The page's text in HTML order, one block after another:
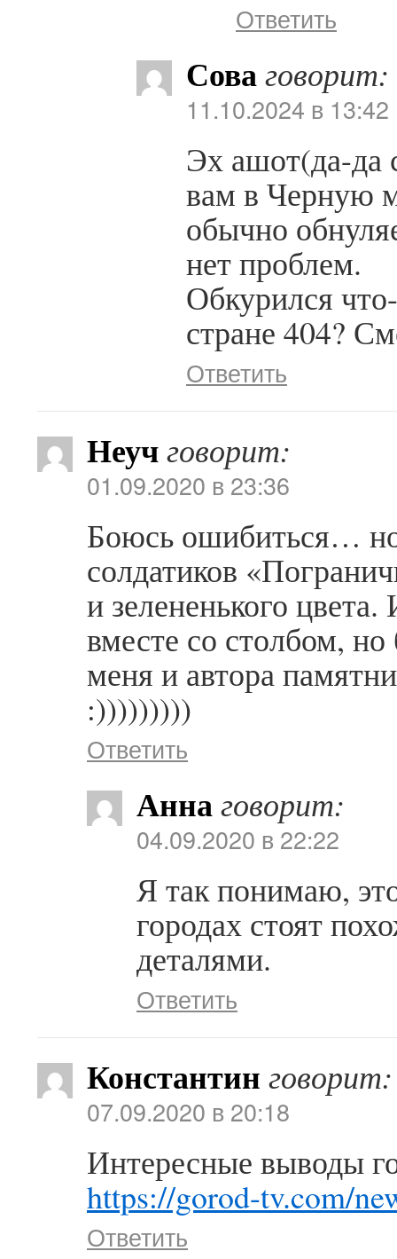
Ответить
Соваговорит:
11.10.2024 в 13:42
Эх ашот(да-да
вам в Черную
обычно
нет проблем.
Обкурился
стране 404?
Ответить
Неучговорит:
01.09.2020 в 23:36
Боюсь ошибиться…
солдатиков
и зелененького
вместе со столбом,
меня и автора
:)))))))))
Ответить
Аннаговорит:
04.09.2020 в 22:22
Я так понимаю,
городах стоят
деталями.
Ответить
Константин говорит:
07.09.2020 в 20:18
Интересные выводы
https://gorod-tv.com/
Ответить